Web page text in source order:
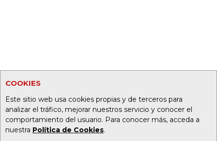
COOKIES
Este sitio web usa cookies propias y de terceros para
analizar el tráfico, mejorar nuestros servicio y conocer el
comportamiento del usuario. Para conocer más, acceda a
nuestra Política de Cookies.